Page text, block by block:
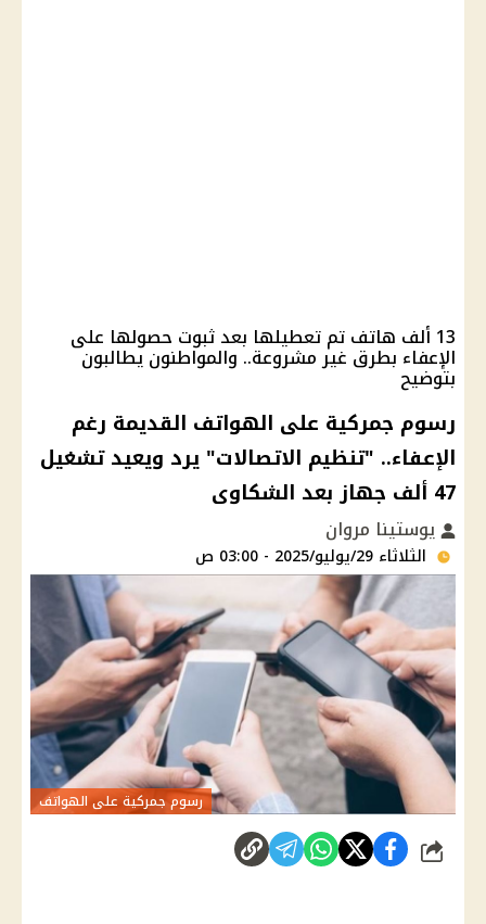
13 ألف هاتف تم تعطيلها بعد ثبوت حصولها على
الإعفاء بطرق غير مشروعة.. والمواطنون يطالبون
بتوضيح
رسوم جمركية على الهواتف القديمة رغم
الإعفاء.. "تنظيم الاتصالات" يرد ويعيد تشغيل
47 ألف جهاز بعد الشكاوى
يوستينا مروان
الثلاثاء 29/يوليو/2025 - 03:00 ص
رسوم جمركية على الهواتف
شارك